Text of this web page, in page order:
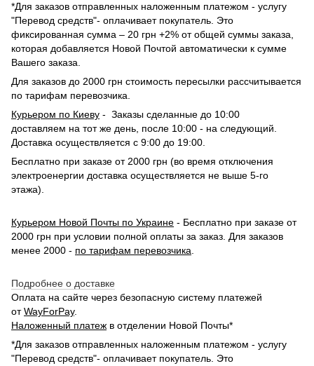
*Для заказов отправленных наложенным платежом - услугу
"Перевод средств"- оплачивает покупатель. Это
фиксированная сумма – 20 грн +2% от общей суммы заказа,
которая добавляется Новой Почтой автоматически к сумме
Вашего заказа.
Для заказов до 2000 грн стоимость пересылки рассчитывается
по тарифам перевозчика.
Курьером по Киеву - Заказы сделанные до 10:00
доставляем на тот же день, после 10:00 - на следующий.
Доставка осуществляется с 9:00 до 19:00.
Бесплатно при заказе от 2000 грн (во время отключения
электроенергии доставка осуществляется не выше 5-го
этажа).
Курьером Новой Почты по Украине - Бесплатно при заказе от
2000 грн при условии полной оплаты за заказ. Для заказов
менее 2000 - по тарифам перевозчика
Подробнее о доставке
Оплата на сайте через безопасную систему платежей
отWayForPay.
Наложенный платеж в отделении Новой Почты*
*Для заказов отправленных наложенным платежом - услугу
"Перевод средств"- оплачивает покупатель. Это